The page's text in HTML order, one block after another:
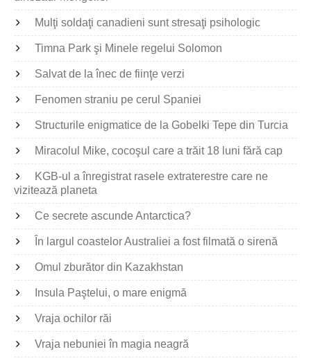
Mulţi soldaţi canadieni sunt stresaţi psihologic
Timna Park şi Minele regelui Solomon
Salvat de la înec de fiinţe verzi
Fenomen straniu pe cerul Spaniei
Structurile enigmatice de la Gobelki Tepe din Turcia
Miracolul Mike, cocoşul care a trăit 18 luni fără cap
KGB-ul a înregistrat rasele extraterestre care ne
vizitează planeta
Ce secrete ascunde Antarctica?
În largul coastelor Australiei a fost filmată o sirenă
Omul zburător din Kazakhstan
Insula Paştelui, o mare enigmă
Vraja ochilor răi
Vraja nebuniei în magia neagră